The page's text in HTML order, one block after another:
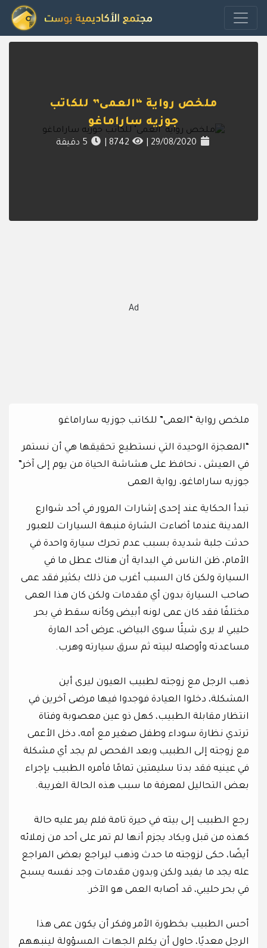
ملخص رواية “العمى” للكاتب
جوزيه ساراماغو
29/08/2020
5 دقيقة
Ad
ملخص رواية “العمى” للكاتب جوزيه ساراماغو
“المعجزة الوحيدة التي نستطيع تحقيقها هي أن نستمر
في العيش ، نحافظ على هشاشة الحياة من يوم إلى آخر”
جوزيه ساراماغو، رواية العمى
تبدأ الحكاية عند إحدى إشارات المرور في أحد شوارع
المدينة عندما أضاءت الشارة منبهة السيارات للعبور
حدثت جلبة شديدة بسبب عدم تحرك سيارة واحدة في
الأمام، ظن الناس في البداية أن هناك عطل ما في
السيارة ولكن كان السبب أغرب من ذلك بكثير فقد عمى
صاحب السيارة بدون أي مقدمات ولكن كان هذا العمى
مختلفًا فقد كان عمى لونه أبيض وكأنه سقط في بحر
حليبي لا يرى شيئًا سوى البياض، عرض أحد المارة
مساعدته وأوصله لبيته ثم سرق سيارته وهرب.
ذهب الرجل مع زوجته لطبيب العيون ليرى أين
المشكلة، دخلوا العيادة فوجدوا فيها مرضى آخرين في
انتظار مقابلة الطبيب، كهل ذو عين معصوبة وفتاة
ترتدي نظارة سوداء وطفل صغير مع أمه، دخل الأعمى
مع زوجته إلى الطبيب وبعد الفحص لم يجد أي مشكلة
في عينيه فقد بدتا سليمتين تمامًا فأمره الطبيب بإجراء
بعض التحاليل لمعرفة ما سبب هذه الحالة الغريبة.
رجع الطبيب إلى بيته في حيرة تامة فلم يمر عليه حالة
كهذه من قبل ويكاد يجزم أنها لم تمر على أحد من زملائه
أيضًا، حكى لزوجته ما حدث وذهب ليراجع بعض المراجع
عله يجد ما يفيد ولكن وبدون مقدمات وجد نفسه يسبح
في بحر حليبي، قد أصابه العمى هو الآخر.
أحس الطبيب بخطورة الأمر وفكر أن يكون عمى هذا
الرجل معديًا، حاول أن يكلم الجهات المسؤولة لينبههم